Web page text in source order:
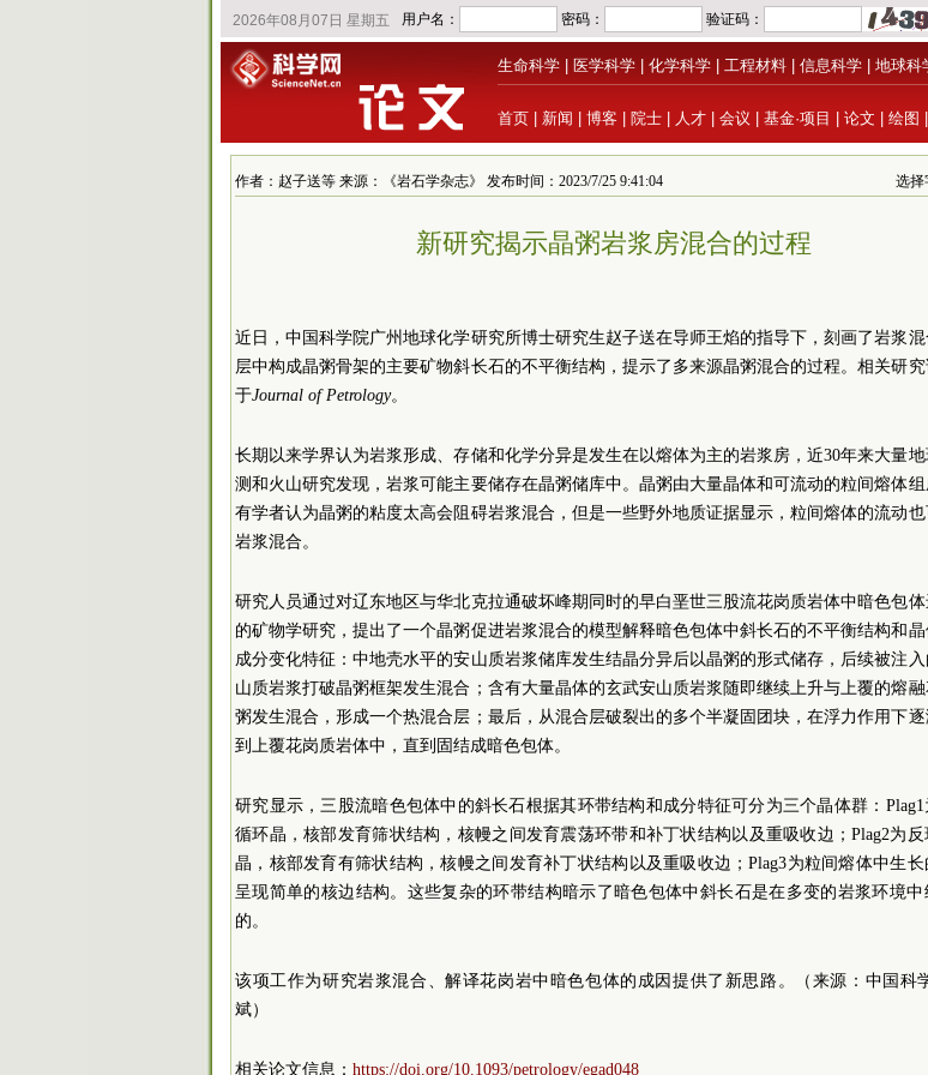
生命科学 医学科学 化学科学 工程材料 信息科学 地球科
首页 新闻 博客 院士 人才 会议 基金·项目 论文 绘图
作者：赵子送等 来源：《岩石学杂志》 发布时间：2023/7/25 9:41:04 选择
新研究揭示晶粥岩浆房混合的过程
近日，中国科学院广州地球化学研究所博士研究生赵子送在导师王焰的指导下，刻画了岩浆
层中构成晶粥骨架的主要矿物斜长石的不平衡结构，提示了多来源晶粥混合的过程。相关研
于Journal of Petrology。
长期以来学界认为岩浆形成、存储和化学分异是发生在以熔体为主的岩浆房，近30年来大量
测和火山研究发现，岩浆可能主要储存在晶粥储库中。晶粥由大量晶体和可流动的粒间熔体
有学者认为晶粥的粘度太高会阻碍岩浆混合，但是一些野外地质证据显示，粒间熔体的流动
岩浆混合。
研究人员通过对辽东地区与华北克拉通破坏峰期同时的早白垩世三股流花岗质岩体中暗色包体
的矿物学研究，提出了一个晶粥促进岩浆混合的模型解释暗色包体中斜长石的不平衡结构和
成分变化特征：中地壳水平的安山质岩浆储库发生结晶分异后以晶粥的形式储存，后续被注
山质岩浆打破晶粥框架发生混合；含有大量晶体的玄武安山质岩浆随即继续上升与上覆的熔
粥发生混合，形成一个热混合层；最后，从混合层破裂出的多个半凝固团块，在浮力作用下
到上覆花岗质岩体中，直到固结成暗色包体。
研究显示，三股流暗色包体中的斜长石根据其环带结构和成分特征可分为三个晶体群：
循环晶，核部发育筛状结构，核幔之间发育震荡环带和补丁状结构以及重吸收边；Plag2为
晶，核部发育有筛状结构，核幔之间发育补丁状结构以及重吸收边；Plag3为粒间熔体中生长
呈现简单的核边结构。这些复杂的环带结构暗示了暗色包体中斜长石是在多变的岩浆环境中
的。
该项工作为研究岩浆混合、解译花岗岩中暗色包体的成因提供了新思路。（来源： 中国科
斌）
相关论文信息： https://doi.org/10.1093/petrology/egad048